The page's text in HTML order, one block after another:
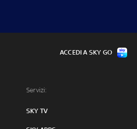
Servizi:
SKY TV
ACCEDI A SKY GO